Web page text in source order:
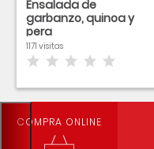
Ensalada de
garbanzo, quinoa y
pera
1171 visitas
COMPRA ONLINE